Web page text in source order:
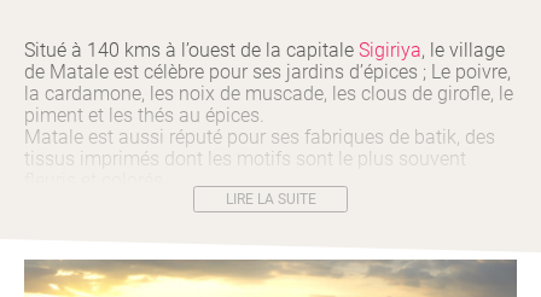
Situé à 140 kms à l’ouest de la capitale Sigiriya, le village
de Matale est célèbre pour ses jardins d’épices ; Le poivre,
la cardamone, les noix de muscade, les clous de girofle, le
piment et les thés au épices.
Matale est aussi réputé pour ses fabriques de batik, des
tissus imprimés dont les motifs sont le plus souvent
LIRE LA SUITE